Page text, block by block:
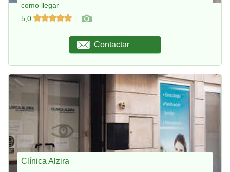
como llegar
5,0
Contactar
Clínica Alzira